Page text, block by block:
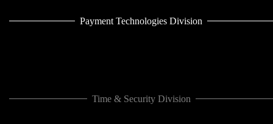
Payment Technologies Division
Time & Security Division